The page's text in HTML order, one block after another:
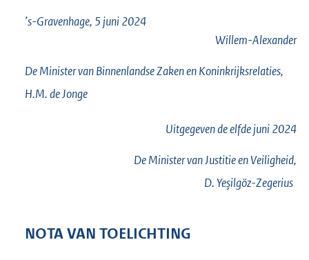
’s-Gravenhage, 5 juni 2024
Willem-Alexander
De Minister van Binnenlandse Zaken en Koninkrijksrelaties,
H.M. deJonge
Uitgegeven deelfdejuni 2024
De Minister van Justitie en Veiligheid,
D.Yeşilgöz-Zegerius
NOTA VAN TOELICHTING